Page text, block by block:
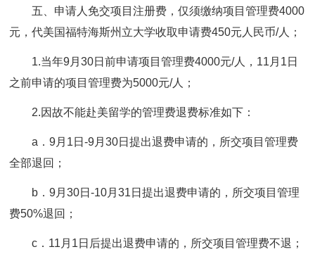
五、申请人免交项目注册费，仅须缴纳项目管理费4000
元，代美国福特海斯州立大学收取申请费450元人民币/人；
1.当年9月30日前申请项目管理费4000元/人，11月1日
之前申请的项目管理费为5000元/人；
2.因故不能赴美留学的管理费退费标准如下：
a．9月1日-9月30日提出退费申请的，所交项目管理费
全部退回；
b．9月30日-10月31日提出退费申请的，所交项目管理
费50%退回；
c．11月1日后提出退费申请的，所交项目管理费不退；